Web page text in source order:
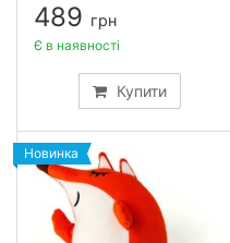
489 грн
Купити
Є в наявності
Новинка